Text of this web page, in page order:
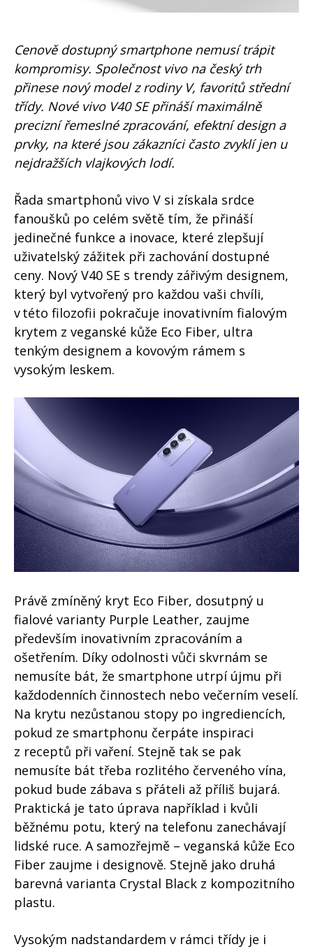
Cenově dostupný smartphone nemusí trápit
kompromisy. Společnost vivo na český trh
přinese nový model z rodiny V, favoritů střední
třídy. Nové vivo V40 SE přináší maximálně
precizní řemeslné zpracování, efektní design a
prvky, na které jsou zákazníci často zvyklí jen u
nejdražších vlajkových lodí.
Řada smartphonů vivo V si získala srdce
fanoušků po celém světě tím, že přináší
jedinečné funkce a inovace, které zlepšují
uživatelský zážitek při zachování dostupné
ceny. Nový V40 SE s trendy zářivým designem,
který byl vytvořený pro každou vaši chvíli,
v této filozofii pokračuje inovativním fialovým
krytem z veganské kůže Eco Fiber, ultra
tenkým designem a kovovým rámem s
vysokým leskem.
Právě zmíněný kryt Eco Fiber, dosutpný u
fialové varianty Purple Leather, zaujme
především inovativním zpracováním a
ošetřením. Díky odolnosti vůči skvrnám se
nemusíte bát, že smartphone utrpí újmu při
každodenních činnostech nebo večerním veselí.
Na krytu nezůstanou stopy po ingrediencích,
pokud ze smartphonu čerpáte inspiraci
z receptů při vaření. Stejně tak se pak
nemusíte bát třeba rozlitého červeného vína,
pokud bude zábava s přáteli až příliš bujará.
Praktická je tato úprava například i kvůli
běžnému potu, který na telefonu zanechávají
lidské ruce. A samozřejmě – veganská kůže Eco
Fiber zaujme i designově. Stejně jako druhá
barevná varianta Crystal Black z kompozitního
plastu.
Vysokým nadstandardem v rámci třídy je i